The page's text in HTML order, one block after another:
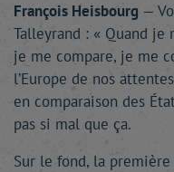
François Heisbourg —
Talleyrand : « Quand je
je me compare, je me
l’Europe de nos
en comparaison des
pas si mal que ça.
Sur le fond, la